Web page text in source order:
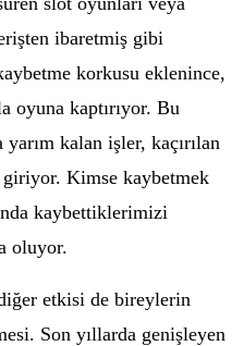
ibaretmiş gibi
korkusu eklenince,
oyuna kaptırıyor. Bu
kalan işler, kaçırılan
giriyor. Kimse kaybetmek
kaybettiklerimizi
oluyor.
etkisi de bireylerin
Son yıllarda genişleyen